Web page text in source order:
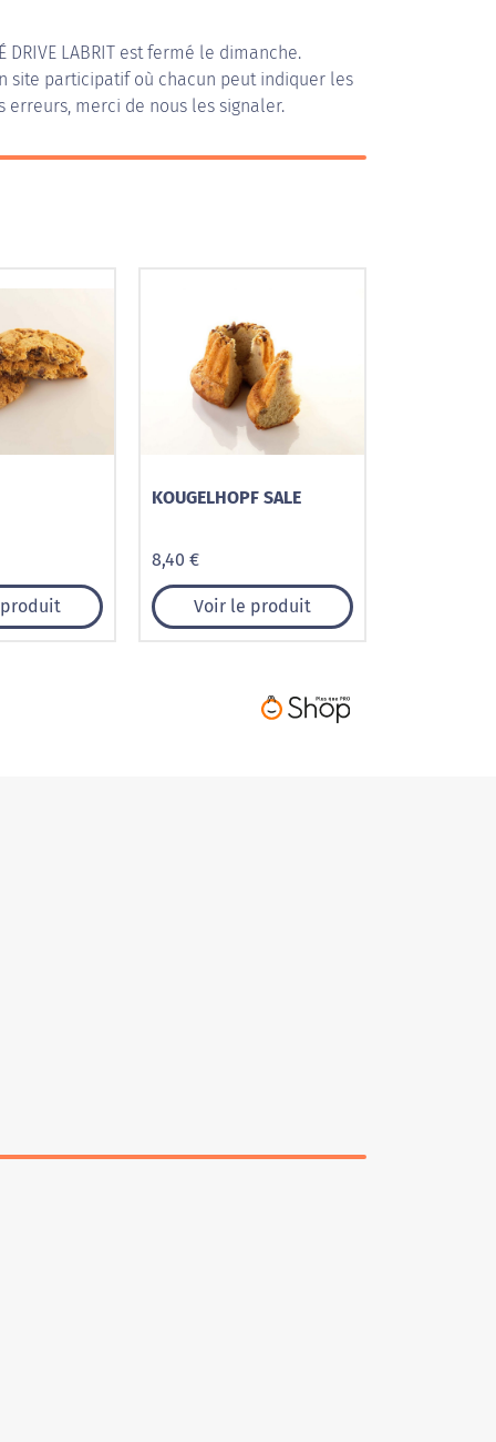
DRIVE LABRIT est fermé le dimanche.
site participatif où chacun peut indiquer les
erreurs, merci de nous les signaler.
KOUGELHOPF SALE
8,40 €
Voir le produit